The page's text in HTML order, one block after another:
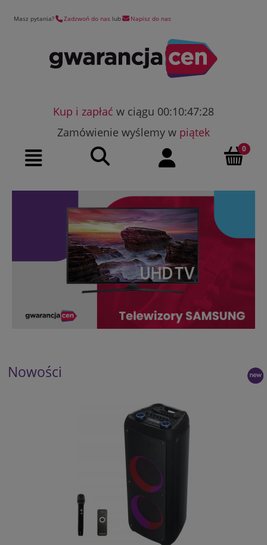
Masz pytania? Zadzwoń do nas lub Napisz do nas
Kup i zapłać w ciągu 00:10:47:27
Zamówienie wyślemy w piątek
Nowości